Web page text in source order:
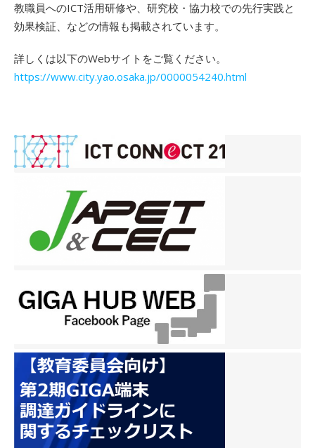
教職員へのICT活用研修や、研究校・協力校での先行実践と
効果検証、などの情報も掲載されています。
詳しくは以下のWebサイトをご覧ください。
https://www.city.yao.osaka.jp/0000054240.html